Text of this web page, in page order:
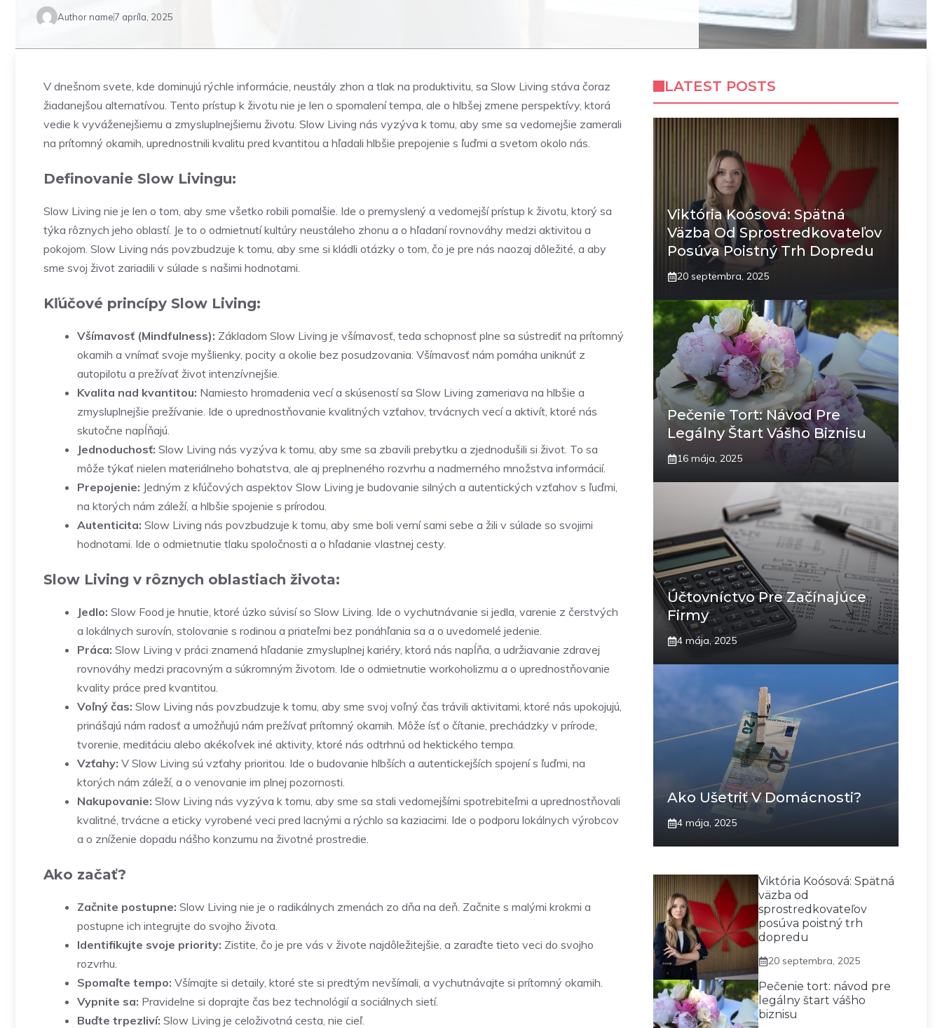
Author name7 apríla, 2025
V dnešnom svete, kde dominujú rýchle informácie, neustály zhon a tlak na produktivitu, sa Slow Living stáva čoraz
žiadanejšou alternatívou. Tento prístup k životu nie je len o spomalení tempa, ale o hlbšej zmene perspektívy, ktorá
vedie k vyváženejšiemu a zmysluplnejšiemu životu. Slow Living nás vyzýva k tomu, aby sme sa vedomejšie zamerali
na prítomný okamih, uprednostnili kvalitu pred kvantitou a hľadali hlbšie prepojenie s ľuďmi a svetom okolo nás.
Definovanie Slow Livingu:
Slow Living nie je len o tom, aby sme všetko robili pomalšie. Ide o premyslený a vedomejší prístup k životu, ktorý sa
týka rôznych jeho oblastí. Je to o odmietnutí kultúry neustáleho zhonu a o hľadaní rovnováhy medzi aktivitou a
pokojom. Slow Living nás povzbudzuje k tomu, aby sme si kládli otázky o tom, čo je pre nás naozaj dôležité, a aby
sme svoj život zariadili v súlade s našimi hodnotami.
Kľúčové princípy Slow Living:
Všímavosť (Mindfulness): Základom Slow Living je všímavosť, teda schopnosť plne sa sústrediť na prítomný
okamih a vnímať svoje myšlienky, pocity a okolie bez posudzovania. Všímavosť nám pomáha uniknúť z
autopilotu a prežívať život intenzívnejšie.
Kvalita nad kvantitou: Namiesto hromadenia vecí a skúseností sa Slow Living zameriava na hlbšie a
zmysluplnejšie prežívanie. Ide o uprednostňovanie kvalitných vzťahov, trvácnych vecí a aktivít, ktoré nás
skutočne napĺňajú.
Jednoduchosť: Slow Living nás vyzýva k tomu, aby sme sa zbavili prebytku a zjednodušili si život. To sa
môže týkať nielen materiálneho bohatstva, ale aj preplneného rozvrhu a nadmerného množstva informácií.
Prepojenie: Jedným z kľúčových aspektov Slow Living je budovanie silných a autentických vzťahov s ľuďmi,
na ktorých nám záleží, a hlbšie spojenie s prírodou.
Autenticita: Slow Living nás povzbudzuje k tomu, aby sme boli verní sami sebe a žili v súlade so svojimi
hodnotami. Ide o odmietnutie tlaku spoločnosti a o hľadanie vlastnej cesty.
Slow Living v rôznych oblastiach života:
Jedlo: Slow Food je hnutie, ktoré úzko súvisí so Slow Living. Ide o vychutnávanie si jedla, varenie z čerstvých
a lokálnych surovín, stolovanie s rodinou a priateľmi bez ponáhľania sa a o uvedomelé jedenie.
Práca: Slow Living v práci znamená hľadanie zmysluplnej kariéry, ktorá nás napĺňa, a udržiavanie zdravej
rovnováhy medzi pracovným a súkromným životom. Ide o odmietnutie workoholizmu a o uprednostňovanie
kvality práce pred kvantitou.
Voľný čas: Slow Living nás povzbudzuje k tomu, aby sme svoj voľný čas trávili aktivitami, ktoré nás upokojujú,
prinášajú nám radosť a umožňujú nám prežívať prítomný okamih. Môže ísť o čítanie, prechádzky v prírode,
tvorenie, meditáciu alebo akékoľvek iné aktivity, ktoré nás odtrhnú od hektického tempa.
Vzťahy: V Slow Living sú vzťahy prioritou. Ide o budovanie hlbších a autentickejších spojení s ľuďmi, na
ktorých nám záleží, a o venovanie im plnej pozornosti.
Nakupovanie: Slow Living nás vyzýva k tomu, aby sme sa stali vedomejšími spotrebiteľmi a uprednostňovali
kvalitné, trvácne a eticky vyrobené veci pred lacnými a rýchlo sa kaziacimi. Ide o podporu lokálnych výrobcov
a o zníženie dopadu nášho konzumu na životné prostredie.
Ako začať?
Začnite postupne: Slow Living nie je o radikálnych zmenách zo dňa na deň. Začnite s malými krokmi a
postupne ich integrujte do svojho života.
Identifikujte svoje priority: Zistite, čo je pre vás v živote najdôležitejšie, a zaraďte tieto veci do svojho
rozvrhu.
Spomaľte tempo: Všímajte si detaily, ktoré ste si predtým nevšímali, a vychutnávajte si prítomný okamih.
Vypnite sa: Pravidelne si doprajte čas bez technológií a sociálnych sietí.
Buďte trpezliví: Slow Living je celoživotná cesta, nie cieľ.
LATEST POSTS
Viktória Koósová: Spätná
Väzba Od Sprostredkovateľov
Posúva Poistný Trh Dopredu
20 septembra, 2025
Pečenie Tort: Návod Pre
Legálny Štart Vášho Biznisu
16 mája, 2025
Účtovníctvo Pre Začínajúce
Firmy
4 mája, 2025
Ako Ušetriť V Domácnosti?
4 mája, 2025
Viktória Koósová: Spätná
väzba od
sprostredkovateľov
posúva poistný trh
dopredu
20 septembra, 2025
Pečenie tort: návod pre
legálny štart vášho
biznisu